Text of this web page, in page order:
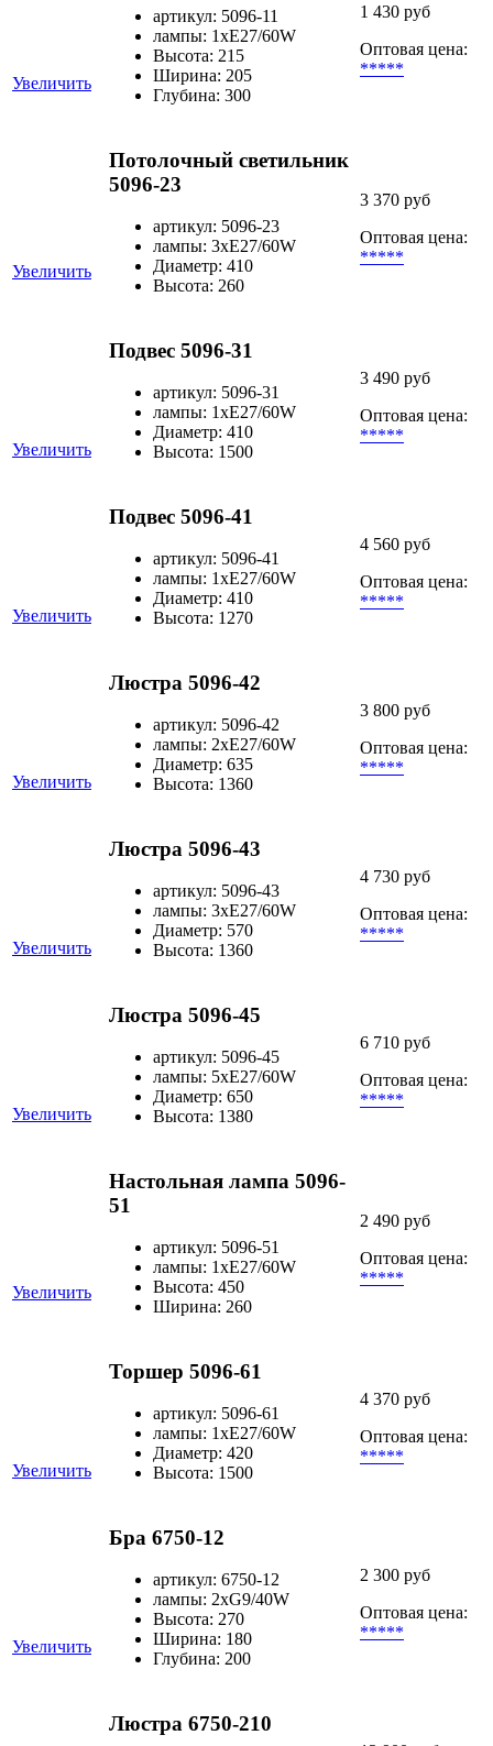
Увеличить
артикул: 5096-11
лампы: 1хЕ27/60W
Высота: 215
Ширина: 205
Глубина: 300
1 430 руб
Оптовая цена:
*****
Увеличить
Потолочный светильник
5096-23
артикул: 5096-23
лампы: 3хЕ27/60W
Диаметр: 410
Высота: 260
3 370 руб
Оптовая цена:
*****
Увеличить
Подвес 5096-31
артикул: 5096-31
лампы: 1хЕ27/60W
Диаметр: 410
Высота: 1500
3 490 руб
Оптовая цена:
*****
Увеличить
Подвес 5096-41
артикул: 5096-41
лампы: 1хЕ27/60W
Диаметр: 410
Высота: 1270
4 560 руб
Оптовая цена:
*****
Увеличить
Люстра 5096-42
артикул: 5096-42
лампы: 2хЕ27/60W
Диаметр: 635
Высота: 1360
3 800 руб
Оптовая цена:
*****
Увеличить
Люстра 5096-43
артикул: 5096-43
лампы: 3хЕ27/60W
Диаметр: 570
Высота: 1360
4 730 руб
Оптовая цена:
*****
Увеличить
Люстра 5096-45
артикул: 5096-45
лампы: 5хЕ27/60W
Диаметр: 650
Высота: 1380
6 710 руб
Оптовая цена:
*****
Увеличить
Настольная лампа 5096-
51
артикул: 5096-51
лампы: 1хЕ27/60W
Высота: 450
Ширина: 260
2 490 руб
Оптовая цена:
*****
Увеличить
Торшер 5096-61
артикул: 5096-61
лампы: 1хЕ27/60W
Диаметр: 420
Высота: 1500
4 370 руб
Оптовая цена:
*****
Увеличить
Бра 6750-12
артикул: 6750-12
лампы: 2хG9/40W
Высота: 270
Ширина: 180
Глубина: 200
2 300 руб
Оптовая цена:
*****
Люстра 6750-210